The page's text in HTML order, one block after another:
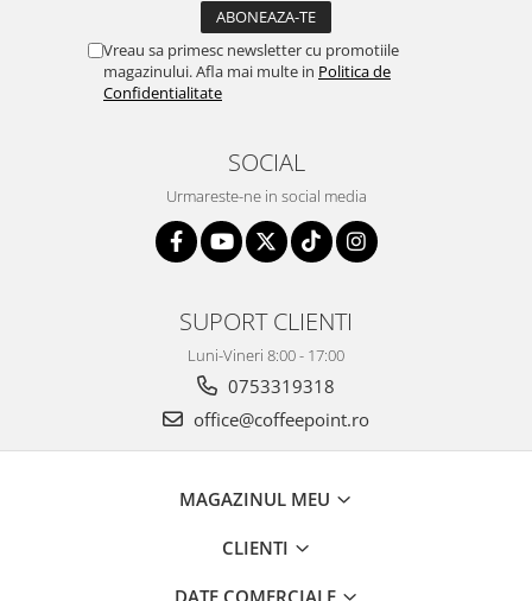
Vreau sa primesc newsletter cu promotiile
magazinului. Afla mai multe in Politica de
Confidentialitate
SOCIAL
Urmareste-ne in social media
SUPORT CLIENTI
Luni-Vineri 8:00 - 17:00
0753319318
office@coffeepoint.ro
MAGAZINUL MEU
CLIENTI